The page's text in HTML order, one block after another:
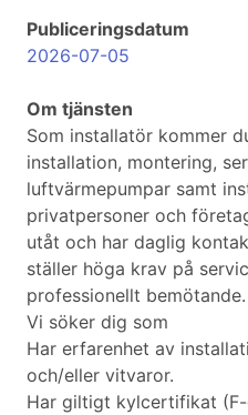
Publiceringsdatum
2026-07-05
Om tjänsten
Som installatör kommer
installation, montering,
luftvärmepumpar samt
privatpersoner och
utåt och har daglig
ställer höga krav på
professionellt bemötande.
Vi söker dig som
Har erfarenhet av
och/eller vitvaror.
Har giltigt kylcertifikat